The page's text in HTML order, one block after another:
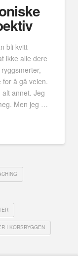
bli kvitt
ikke alle dere
for å gå veien.
annet. Jeg
Men jeg …
I KORSRYGGEN